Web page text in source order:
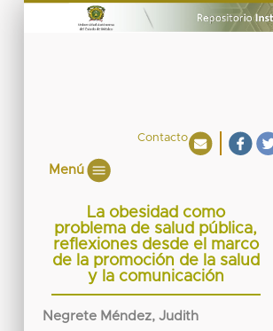
Contacto
Menú
La obesidad como
problema de salud pública,
reflexiones desde el marco
de la promoción de la salud
y la comunicación
Negrete Méndez, Judith